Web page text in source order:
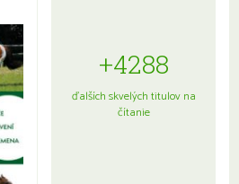
+4288
ďalších skvelých titulov na
čítanie